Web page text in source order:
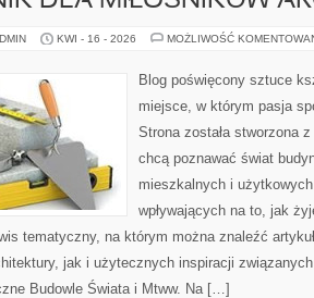
KWI - 16 - 2026 MOŻLIWOŚĆ
Blog poświęcony sztuce
miejsce, w którym pasja
Strona została stworzona
chcą poznawać świat
mieszkalnych i
wpływających na to, jak
tematyczny, na którym można znaleźć
jak i użytecznych inspiracji
Budowle Świata i Mtww. Na […]